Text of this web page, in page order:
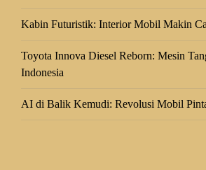
Kabin Futuristik: Interior Mobil Makin
Toyota Innova Diesel Reborn: Mesin
Indonesia
AI di Balik Kemudi: Revolusi Mobil